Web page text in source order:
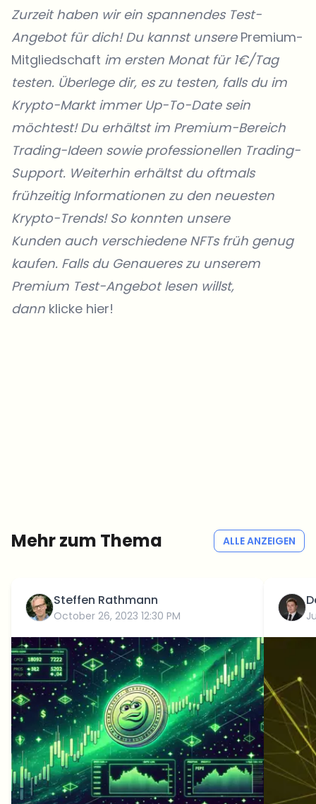
Zurzeit haben wir ein spannendes Test-
Angebot für dich! Du kannst unsere Premium-
Mitgliedschaft im ersten Monat für 1€/Tag
testen. Überlege dir, es zu testen, falls du im
Krypto-Markt immer Up-To-Date sein
möchtest! Du erhältst im Premium-Bereich
Trading-Ideen sowie professionellen Trading-
Support. Weiterhin erhältst du oftmals
frühzeitig Informationen zu den neuesten
Krypto-Trends! So konnten unsere
Kunden auch verschiedene NFTs früh genug
kaufen. Falls du Genaueres zu unserem
Premium Test-Angebot lesen willst,
dann klicke hier!
Mehr zum Thema ALLE ANZEIGEN
Steffen Rathmann
October 26, 2023 12:30 PM